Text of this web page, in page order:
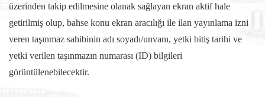
üzerinden takip edilmesine olanak sağlayan ekran aktif hale
getirilmiş olup, bahse konu ekran aracılığı ile ilan yayınlama izni
veren taşınmaz sahibinin adı soyadı/unvanı, yetki bitiş tarihi ve
yetki verilen taşınmazın numarası (ID) bilgileri
görüntülenebilecektir.